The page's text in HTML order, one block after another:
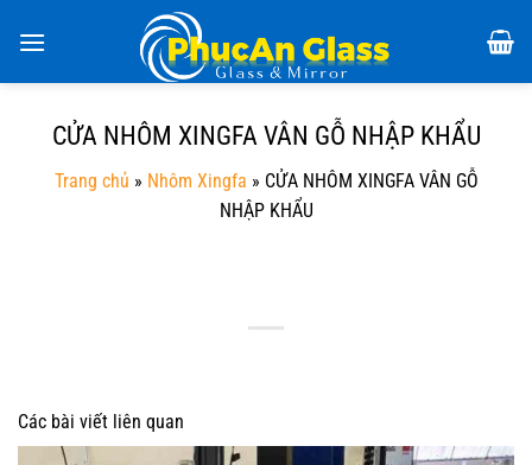
đến
CỬA NHÔM XINGFA VÂN GỖ NHẬP KHẨU
Trang chủ » Nhôm Xingfa » CỬA NHÔM XINGFA VÂN GỖ
NHẬP KHẨU
Các bài viết liên quan